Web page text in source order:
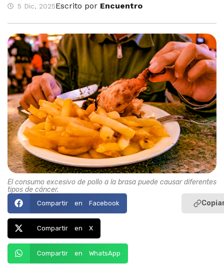
5 Dic, 2025Escrito por Encuentro
El consumo excesivo de pollo a la brasa puede causar diferentes
tipos de cáncer.
Compartir en Facebook
Compartir en X
Compartir en WhatsApp